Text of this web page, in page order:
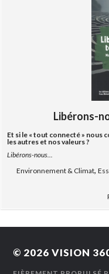
Libérons-
Et si le « tout connecté » nous
les autres et nos valeurs ?
Libérons-nous...
Environnement & Climat,
© 2026VISION